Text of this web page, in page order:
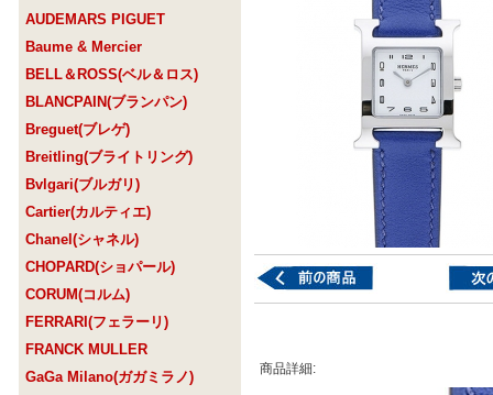
AUDEMARS PIGUET
Baume & Mercier
BELL＆ROSS(ベル＆ロス)
BLANCPAIN(ブランパン)
Breguet(ブレゲ)
Breitling(ブライトリング)
Bvlgari(ブルガリ)
Cartier(カルティエ)
Chanel(シャネル)
CHOPARD(ショパール)
CORUM(コルム)
FERRARI(フェラーリ)
FRANCK MULLER
GaGa Milano(ガガミラノ)
商品詳細: